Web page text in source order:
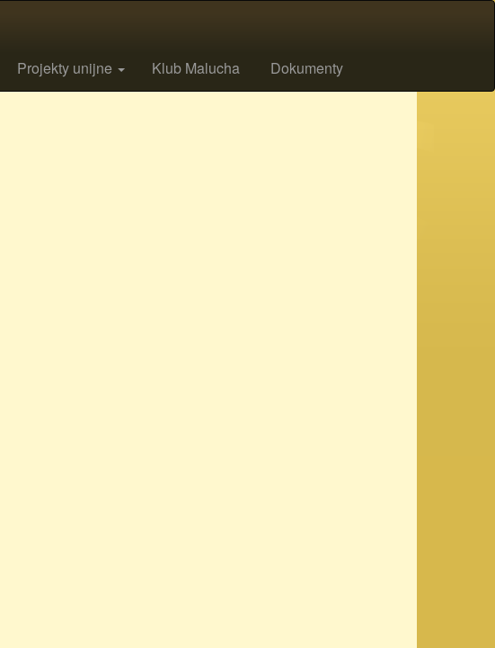
Projekty unijne Klub Malucha Dokumenty